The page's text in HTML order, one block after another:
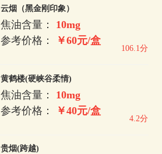
云烟（黑金刚印象）
焦油含量： 10mg
参考价格：
￥60元/盒
106.1分
黄鹤楼(硬峡谷柔情)
焦油含量： 10mg
参考价格：
￥40元/盒
4.2分
贵烟(跨越)